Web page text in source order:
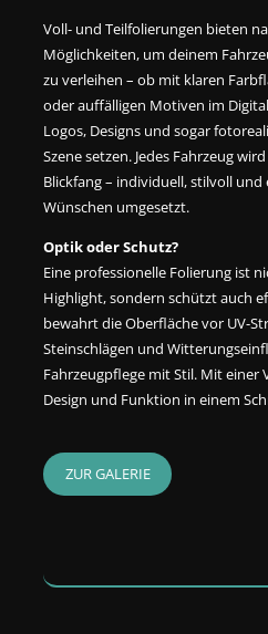
Voll- und Teilfolierungen bieten
Möglichkeiten, um deinem
zu verleihen – ob mit klaren
oder auffälligen Motiven im
Logos, Designs und sogar
Szene setzen. Jedes Fahrzeug
Blickfang – individuell, stilvoll und
Wünschen umgesetzt.
Optik oder Schutz?
Eine professionelle Folierung ist
Highlight, sondern schützt auch
bewahrt die Oberfläche vor UV-
Steinschlägen und
Fahrzeugpflege mit Stil. Mit
Design und Funktion in einem
ZUR GALERIE